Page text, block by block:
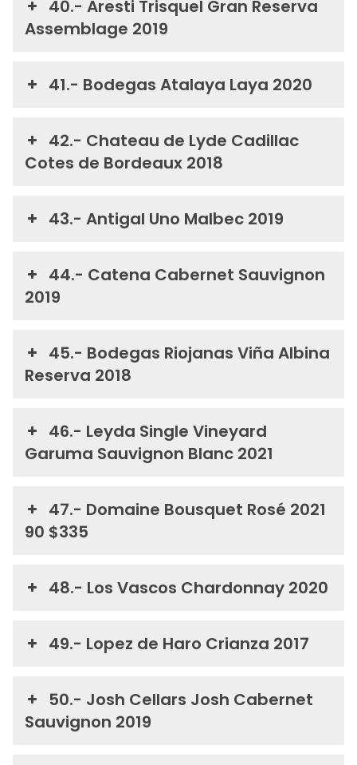
40.- Aresti Trisquel Gran Reserva
Assemblage 2019
41.- Bodegas Atalaya Laya 2020
42.- Chateau de Lyde Cadillac
Cotes de Bordeaux 2018
43.- Antigal Uno Malbec 2019
44.- Catena Cabernet Sauvignon
2019
45.- Bodegas Riojanas Viña Albina
Reserva 2018
46.- Leyda Single Vineyard
Garuma Sauvignon Blanc 2021
47.- Domaine Bousquet Rosé 2021
90 $335
48.- Los Vascos Chardonnay 2020
49.- Lopez de Haro Crianza 2017
50.- Josh Cellars Josh Cabernet
Sauvignon 2019